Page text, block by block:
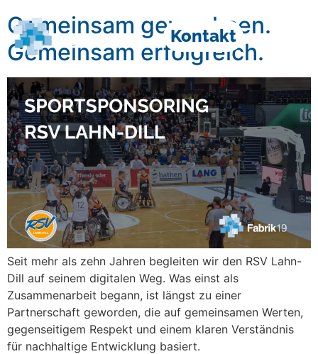
Kontakt
Gemeinsam gewachsen.
Gemeinsam erfolgreich.
Seit mehr als zehn Jahren begleiten wir den RSV Lahn-
Dill auf seinem digitalen Weg. Was einst als
Zusammenarbeit begann, ist längst zu einer
Partnerschaft geworden, die auf gemeinsamen Werten,
gegenseitigem Respekt und einem klaren Verständnis
für nachhaltige Entwicklung basiert.